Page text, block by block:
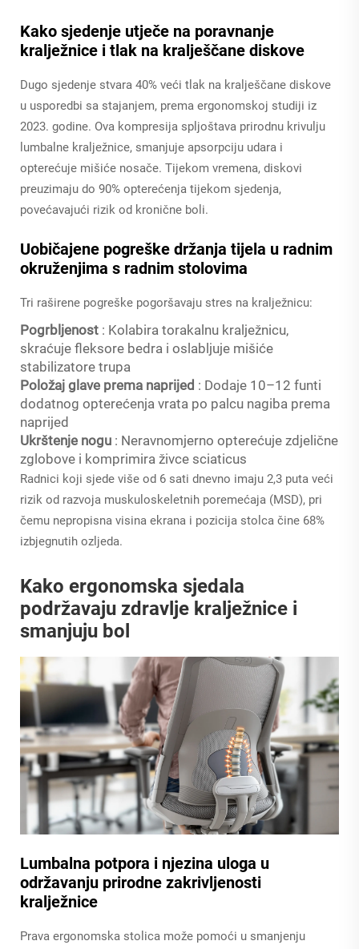
Kako sjedenje utječe na poravnanje
kralježnice i tlak na kralješčane diskove
Dugo sjedenje stvara 40% veći tlak na kralješčane diskove
u usporedbi sa stajanjem, prema ergonomskoj studiji iz
2023. godine. Ova kompresija spljoštava prirodnu krivulju
lumbalne kralježnice, smanjuje apsorpciju udara i
opterećuje mišiće nosače. Tijekom vremena, diskovi
preuzimaju do 90% opterećenja tijekom sjedenja,
povećavajući rizik od kronične boli.
Uobičajene pogreške držanja tijela u radnim
okruženjima s radnim stolovima
Tri raširene pogreške pogoršavaju stres na kralježnicu:
Pogrbljenost : Kolabira torakalnu kralježnicu,
skraćuje fleksore bedra i oslabljuje mišiće
stabilizatore trupa
Položaj glave prema naprijed : Dodaje 10–12 funti
dodatnog opterećenja vrata po palcu nagiba prema
naprijed
Ukrštenje nogu : Neravnomjerno opterećuje zdjelične
zglobove i komprimira živce sciaticus
Radnici koji sjede više od 6 sati dnevno imaju 2,3 puta veći
rizik od razvoja muskuloskeletnih poremećaja (MSD), pri
čemu nepropisna visina ekrana i pozicija stolca čine 68%
izbjegnutih ozljeda.
Kako ergonomska sjedala
podržavaju zdravlje kralježnice i
smanjuju bol
Lumbalna potpora i njezina uloga u
održavanju prirodne zakrivljenosti
kralježnice
Prava ergonomska stolica može pomoći u smanjenju